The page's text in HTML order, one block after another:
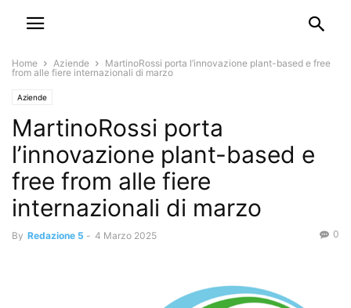
Home Aziende
MartinoRossi porta l’innovazione plant-based e free
from alle fiere internazionali di marzo
Aziende
MartinoRossi porta
l’innovazione plant-based e
free from alle fiere
internazionali di marzo
By Redazione 5 - 4 Marzo 2025 0